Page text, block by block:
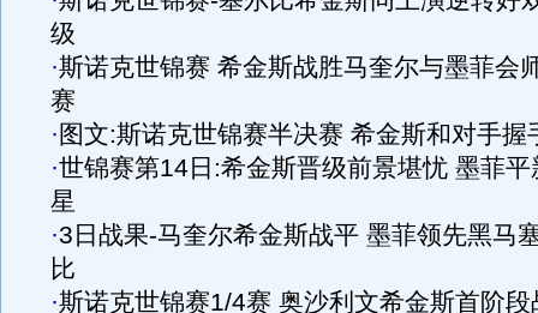
级
·斯诺克世锦赛 希金斯战胜马奎尔与墨菲会
赛
· 图文:斯诺克世锦赛半决赛 希金斯和对手握
·世锦赛第14日:希金斯晋级前景堪忧 墨菲平
星
·3日战果-马奎尔希金斯战平 墨菲领先黑马
比
·斯诺克世锦赛1/4赛 奥沙利文希金斯首阶段